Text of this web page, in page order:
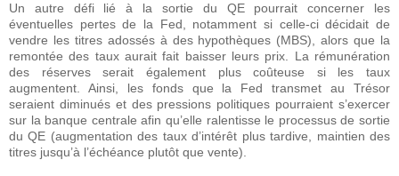
Un autre défi lié à la sortie du QE pourrait concerner les
éventuelles pertes de la Fed, notamment si celle-ci décidait de
vendre les titres adossés à des hypothèques (MBS), alors que la
remontée des taux aurait fait baisser leurs prix. La rémunération
des réserves serait également plus coûteuse si les taux
augmentent. Ainsi, les fonds que la Fed transmet au Trésor
seraient diminués et des pressions politiques pourraient s’exercer
sur la banque centrale afin qu’elle ralentisse le processus de sortie
du QE (augmentation des taux d’intérêt plus tardive, maintien des
titres jusqu’à l’échéance plutôt que vente).